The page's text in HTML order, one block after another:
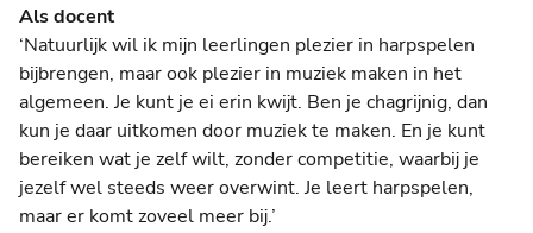
Als docent
‘Natuurlijk wil ik mijn leerlingen plezier in harpspelen
bijbrengen, maar ook plezier in muziek maken in het
algemeen. Je kunt je ei erin kwijt. Ben je chagrijnig, dan
kun je daar uitkomen door muziek te maken. En je kunt
bereiken wat je zelf wilt, zonder competitie, waarbij je
jezelf wel steeds weer overwint. Je leert harpspelen,
maar er komt zoveel meer bij.’